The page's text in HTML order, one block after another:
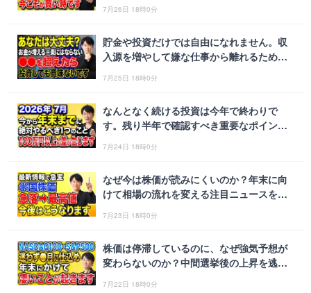
7月26日 18時0分
貯金や投資だけでは自由になれません。収
入源を増やして嫌な仕事から離れるための
7月25日 18時0分
なんとなく続ける投資は今年で終わりで
す。残り半年で確認すべき重要なポイント
7月24日 18時0分
なぜ今は株価が読みにくいのか？年末に向
けて相場の流れを変える注目ニュースを整
7月23日 18時0分
株価は停滞しているのに、なぜ強気予想が
変わらないのか？中間選挙後の上昇を逃さ
7月22日 18時0分